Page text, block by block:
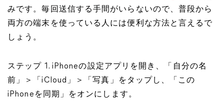
みです。毎回送信する手間がいらないので、普段から
両方の端末を使っている人には便利な方法と言えるで
しょう。
ステップ 1. iPhoneの設定アプリを開き、「自分の名
前」＞「iCloud」＞「写真」をタップし、「この
iPhoneを同期」をオンにします。